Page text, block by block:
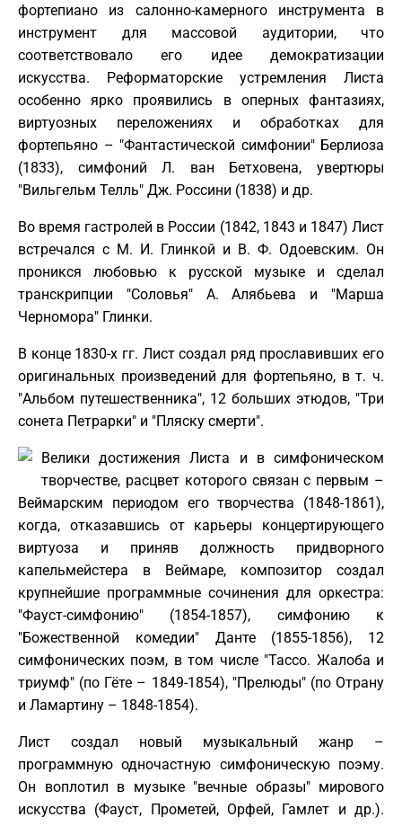
фортепиано из салонно-камерного инструмента в
инструмент для массовой аудитории, что
соответствовало его идее демократизации
искусства. Реформаторские устремления Листа
особенно ярко проявились в оперных фантазиях,
виртуозных переложениях и обработках для
фортепьяно – "Фантастической симфонии" Берлиоза
(1833), симфоний Л. ван Бетховена, увертюры
"Вильгельм Телль" Дж. Россини (1838) и др.
Во время гастролей в России (1842, 1843 и 1847) Лист
встречался с М. И. Глинкой и В. Ф. Одоевским. Он
проникся любовью к русской музыке и сделал
транскрипции "Соловья" А. Алябьева и "Марша
Черномора" Глинки.
В конце 1830-х гг. Лист создал ряд прославивших его
оригинальных произведений для фортепьяно, в т. ч.
"Альбом путешественника", 12 больших этюдов, "Три
сонета Петрарки" и "Пляску смерти".
Велики достижения Листа и в симфоническом
творчестве, расцвет которого связан с первым –
Веймарским периодом его творчества (1848-1861),
когда, отказавшись от карьеры концертирующего
виртуоза и приняв должность придворного
капельмейстера в Веймаре, композитор создал
крупнейшие программные сочинения для оркестра:
"Фауст-симфонию" (1854-1857), симфонию к
"Божественной комедии" Данте (1855-1856), 12
симфонических поэм, в том числе "Тассо. Жалоба и
триумф" (по Гёте – 1849-1854), "Прелюды" (по Отрану
и Ламартину – 1848-1854).
Лист создал новый музыкальный жанр –
программную одночастную симфоническую поэму.
Он воплотил в музыке "вечные образы" мирового
искусства (Фауст, Прометей, Орфей, Гамлет и др.).